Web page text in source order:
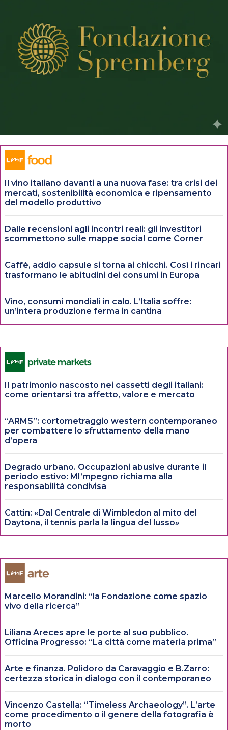
Il vino italiano davanti a una nuova fase: tra crisi dei
mercati, sostenibilità economica e ripensamento
del modello produttivo
Dalle recensioni agli incontri reali: gli investitori
scommettono sulle mappe social come Corner
Caffè, addio capsule si torna ai chicchi. Così i rincari
trasformano le abitudini dei consumi in Europa
Vino, consumi mondiali in calo. L’Italia soffre:
un’intera produzione ferma in cantina
Il patrimonio nascosto nei cassetti degli italiani:
come orientarsi tra affetto, valore e mercato
“ARMS”: cortometraggio western contemporaneo
per combattere lo sfruttamento della mano
d’opera
Degrado urbano. Occupazioni abusive durante il
periodo estivo: MI’mpegno richiama alla
responsabilità condivisa
Cattin: «Dal Centrale di Wimbledon al mito del
Daytona, il tennis parla la lingua del lusso»
Marcello Morandini: “la Fondazione come spazio
vivo della ricerca”
Liliana Areces apre le porte al suo pubblico.
Officina Progresso: “La città come materia prima”
Arte e finanza. Polidoro da Caravaggio e B.Zarro:
certezza storica in dialogo con il contemporaneo
Vincenzo Castella: “Timeless Archaeology”. L’arte
come procedimento o il genere della fotografia è
morto